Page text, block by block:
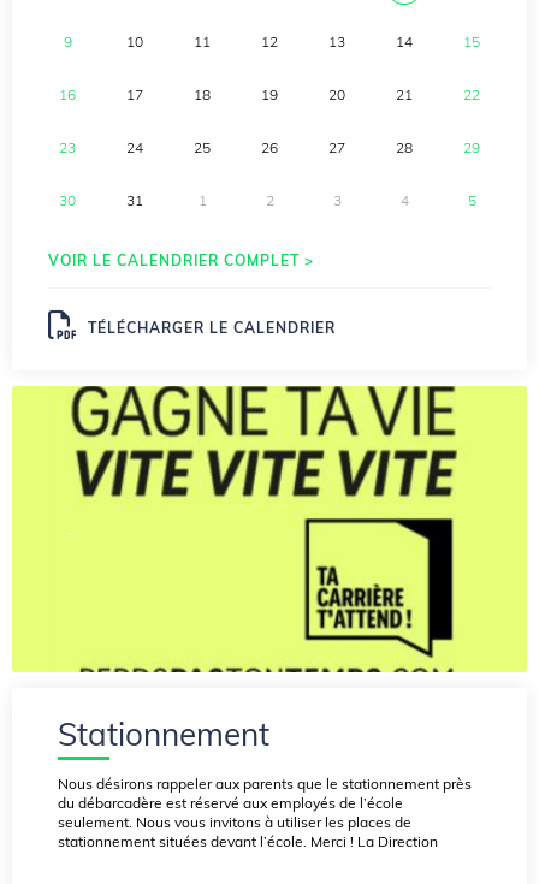
9 10 11 12 13 14 15
16 17 18 19 20 21 22
23 24 25 26 27 28 29
30 31 1 2 3 4 5
VOIR LE CALENDRIER COMPLET >
TÉLÉCHARGER LE CALENDRIER
.
Stationnement
Nous désirons rappeler aux parents que le stationnement près
du débarcadère est réservé aux employés de l’école
seulement. Nous vous invitons à utiliser les places de
stationnement situées devant l’école. Merci ! La Direction